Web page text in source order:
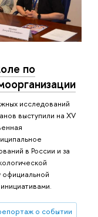
по
исследований
выступили на XV
в России и за
официальной
о событии